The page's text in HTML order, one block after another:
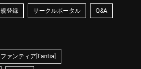
登録 サークルポータル Q&A
ファンティア[Fantia]